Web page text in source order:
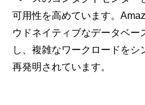
可用性を高めています。
ウドネイティブなデータベー
し、複雑なワークロードをシ
再発明されています。